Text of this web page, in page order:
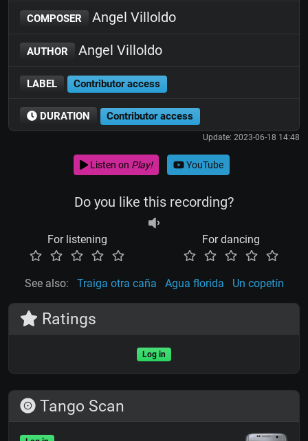
COMPOSER Angel Villoldo
AUTHOR Angel Villoldo
LABEL Contributor access
DURATION Contributor access
Update: 2023-06-18 14:48
Listen on Play! YouTube
Do you like this recording?
For listening For dancing
See also: Traiga otra caña Agua florida Un copetín
Ratings
Log in
Tango Scan